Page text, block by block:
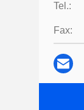
Tel.:
Fax: